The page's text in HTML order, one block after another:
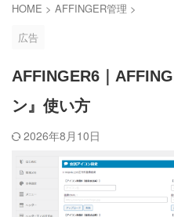
ランキング
本日
成のお
HOME > AFFINGER管理 >
広告
AFFINGER6｜
ン』使い方
2026年8月10日